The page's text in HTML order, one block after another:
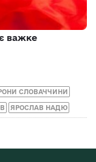
важке
СЛОВАЧЧИНИ
ЯРОСЛАВ НАДЮ